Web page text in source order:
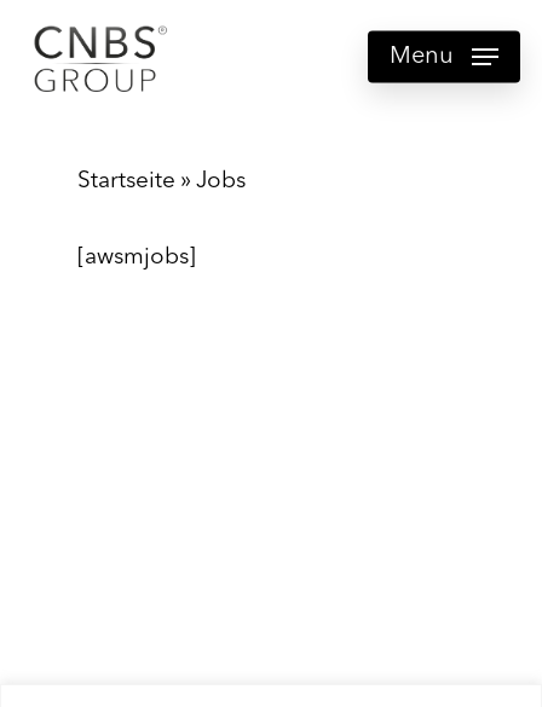
Menu
Startseite » Jobs
[awsmjobs]